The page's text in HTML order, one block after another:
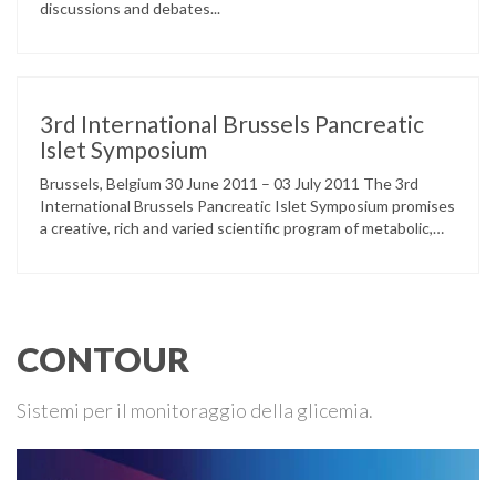
discussions and debates...
3rd International Brussels Pancreatic
Islet Symposium
Brussels, Belgium 30 June 2011 – 03 July 2011 The 3rd
International Brussels Pancreatic Islet Symposium promises
a creative, rich and varied scientific program of metabolic,
CONTOUR
Sistemi per il monitoraggio della glicemia.